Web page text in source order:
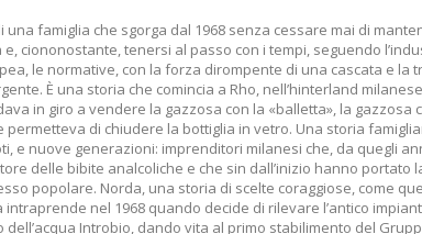
una famiglia che sgorga dal 1968 senza cessare mai di
ciononostante, tenersi al passo con i tempi, seguendo
le normative, con la forza dirompente di una cascata e la
È una storia che comincia a Rho, nell’hinterland
in giro a vendere la gazzosa con la «balletta», la gazzosa
permetteva di chiudere la bottiglia in vetro. Una storia
e nuove generazioni: imprenditori milanesi che, da quegli
delle bibite analcoliche e che sin dall’inizio hanno portato
popolare. Norda, una storia di scelte coraggiose, come
intraprende nel 1968 quando decide di rilevare l’antico
dell’acqua Introbio, dando vita al primo stabilimento del